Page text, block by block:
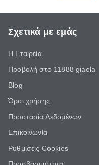
Σχετικά με εμάς
Η Εταιρεία
Προβολή στο 11888 giaola
Blog
Όροι χρήσης
Προστασία Δεδομένων
Επικοινωνία
Ρυθμίσεις Cookies